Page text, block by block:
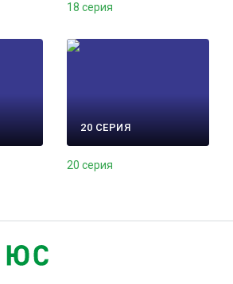
18 серия
20 СЕРИЯ
20 серия